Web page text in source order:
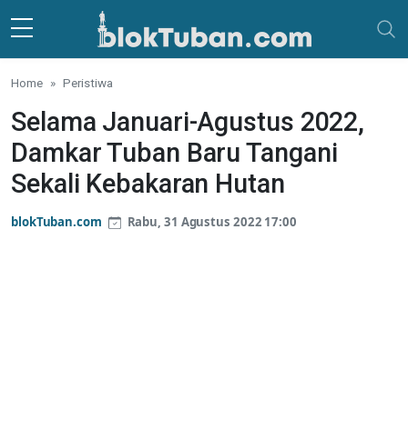
Skip to main content
Home Peristiwa
Selama Januari-Agustus 2022,
Damkar Tuban Baru Tangani
Sekali Kebakaran Hutan
blokTuban.com Rabu, 31 Agustus 2022 17:00